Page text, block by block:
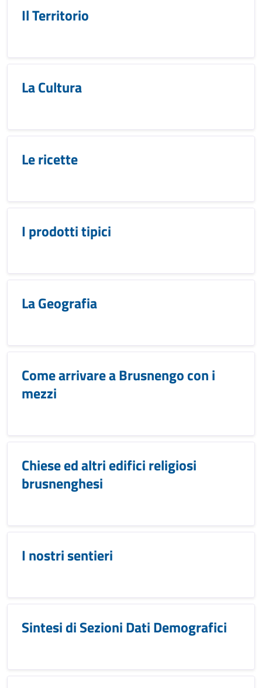
Il Territorio
La Cultura
Le ricette
I prodotti tipici
La Geografia
Come arrivare a Brusnengo con i
mezzi
Chiese ed altri edifici religiosi
brusnenghesi
I nostri sentieri
Sintesi di Sezioni Dati Demografici